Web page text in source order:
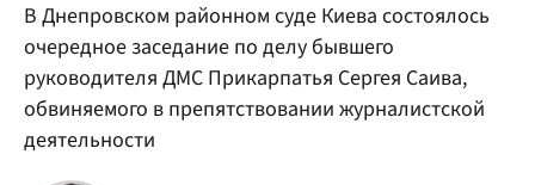
Политика
В Днепровском районном суде Киева состоялось
очередное заседание по делу бывшего
руководителя ДМС Прикарпатья Сергея Саива,
обвиняемого в препятствовании журналистской
деятельности